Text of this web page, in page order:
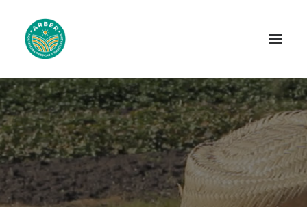
Inicio
Nosotros
Novedades
Productos
Recetas